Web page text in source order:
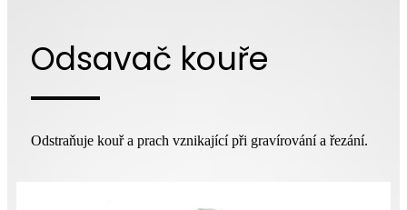
Odsavač kouře
Odstraňuje kouř a prach vznikající při gravírování a řezání.